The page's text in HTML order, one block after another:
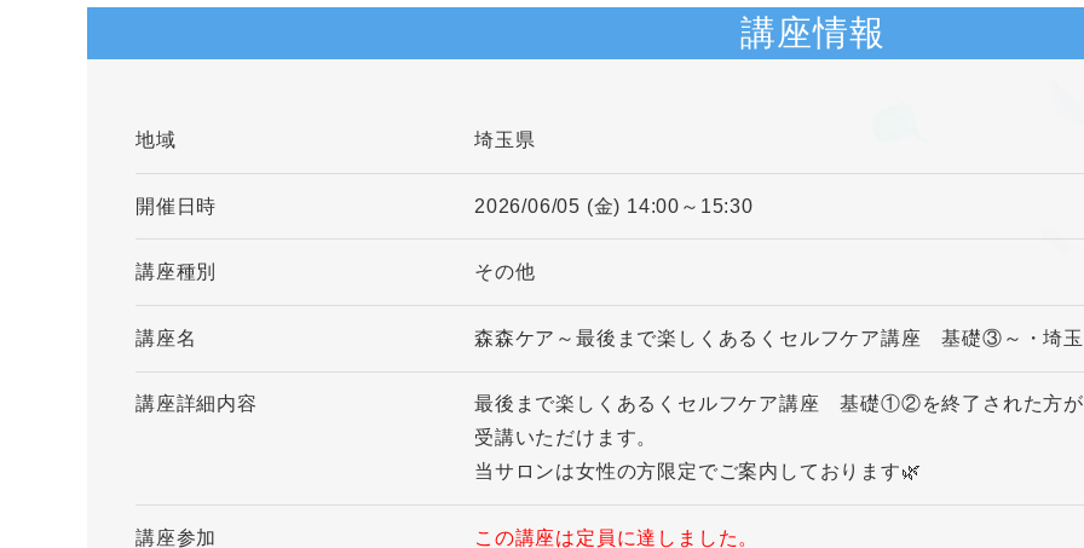
講座情報
地域 埼玉県
開催日時 2026/06/05 (金) 14:00～15:30
講座種別 その他
講座名 森森ケア～最後まで楽しくあるくセルフケア講座 基礎③～・埼玉
講座詳細内容
最後まで楽しくあるくセルフケア講座 基礎①②を終了された方が
受講いただけます。
当サロンは女性の方限定でご案内しております🌿
講座参加 この講座は定員に達しました。